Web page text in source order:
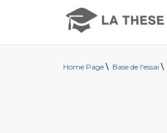
Home Page \ Base de l'essai \